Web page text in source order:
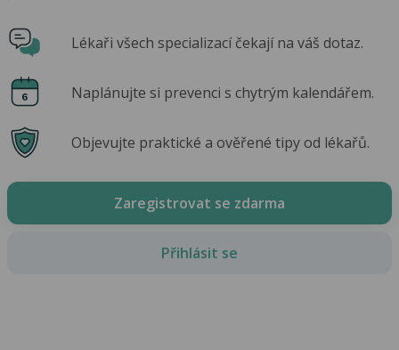
Lékaři všech specializací čekají na váš dotaz.
Naplánujte si prevenci s chytrým kalendářem.
Objevujte praktické a ověřené tipy od lékařů.
Zaregistrovat se zdarma
Přihlásit se